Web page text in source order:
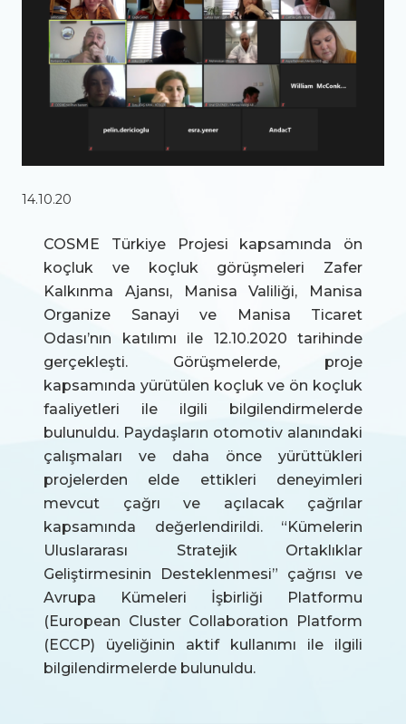
14.10.20
COSME Türkiye Projesi kapsamında ön
koçluk ve koçluk görüşmeleri Zafer
Kalkınma Ajansı, Manisa Valiliği, Manisa
Organize Sanayi ve Manisa Ticaret
Odası’nın katılımı ile 12.10.2020 tarihinde
gerçekleşti. Görüşmelerde, proje
kapsamında yürütülen koçluk ve ön koçluk
faaliyetleri ile ilgili bilgilendirmelerde
bulunuldu. Paydaşların otomotiv alanındaki
çalışmaları ve daha önce yürüttükleri
projelerden elde ettikleri deneyimleri
mevcut çağrı ve açılacak çağrılar
kapsamında değerlendirildi. “Kümelerin
Uluslararası Stratejik Ortaklıklar
Geliştirmesinin Desteklenmesi” çağrısı ve
Avrupa Kümeleri İşbirliği Platformu
(European Cluster Collaboration Platform
(ECCP) üyeliğinin aktif kullanımı ile ilgili
bilgilendirmelerde bulunuldu.